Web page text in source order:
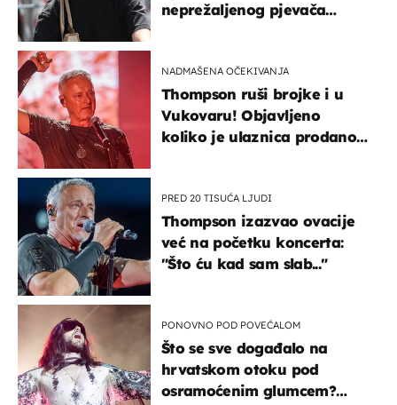
neprežaljenog pjevača
NADMAŠENA OČEKIVANJA
Thompson ruši brojke i u
Vukovaru! Objavljeno
koliko je ulaznica prodano
PRED 20 TISUĆA LJUDI
Thompson izazvao ovacije
već na početku koncerta:
"Što ću kad sam slab..."
PONOVNO POD POVEĆALOM
Što se sve događalo na
hrvatskom otoku pod
osramoćenim glumcem?